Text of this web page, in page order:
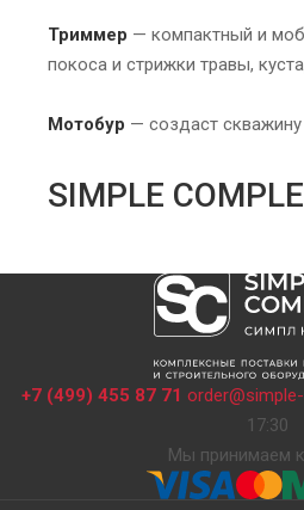
Триммер — компактный и
покоса и стрижки травы,
Мотобур — создаст
SIMPLE
+7 (499) 455 87 71
17:30
Мы принимаем